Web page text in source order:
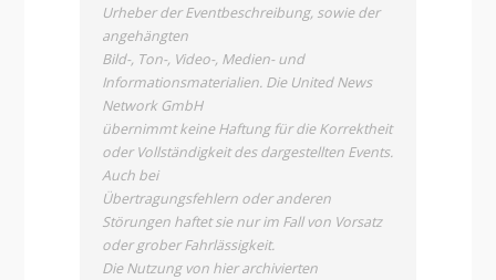
Urheber der Eventbeschreibung, sowie der
angehängten
Bild-, Ton-, Video-, Medien- und
Informationsmaterialien. Die United News
Network GmbH
übernimmt keine Haftung für die Korrektheit
oder Vollständigkeit des dargestellten Events.
Auch bei
Übertragungsfehlern oder anderen
Störungen haftet sie nur im Fall von Vorsatz
oder grober Fahrlässigkeit.
Die Nutzung von hier archivierten